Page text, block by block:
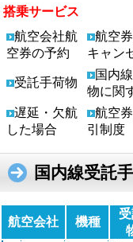
搭乗サービス
航空会社航
空券の予約
航空
キャン
受託手荷物
国内
物に関
遅延・欠航
した場合
航空
引制度
国内線受託
航空会社 機種